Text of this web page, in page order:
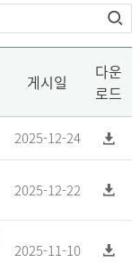
게시일
다운
로드
2025-12-24
2025-12-22
2025-11-10